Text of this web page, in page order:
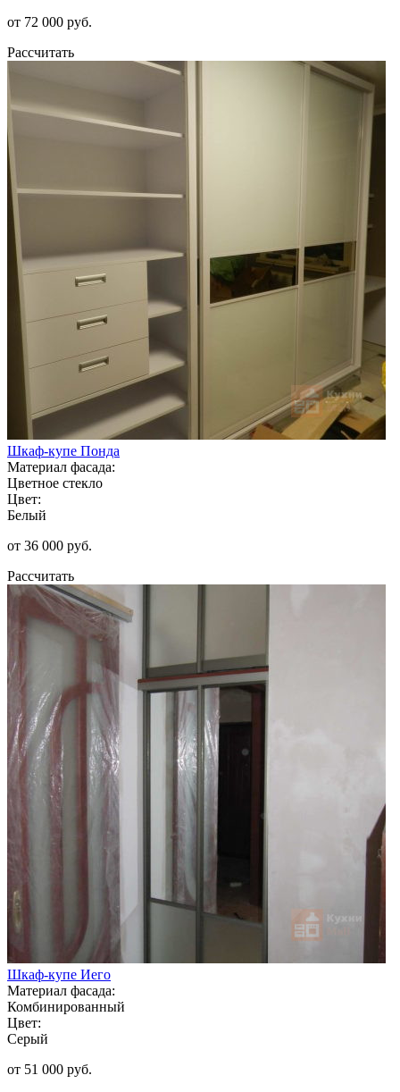
от 72 000 руб.
Рассчитать
Шкаф-купе Понда
Материал фасада:
Цветное стекло
Цвет:
Белый
от 36 000 руб.
Рассчитать
Шкаф-купе Иего
Материал фасада:
Комбинированный
Цвет:
Серый
от 51 000 руб.